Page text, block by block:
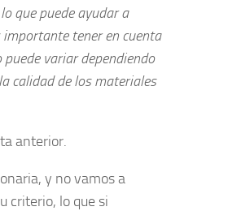
que puede ayudar a
importante tener en cuenta
variar dependiendo
calidad de los materiales
anterior.
y no vamos a
criterio, lo que si